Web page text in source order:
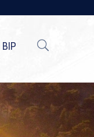
BIP